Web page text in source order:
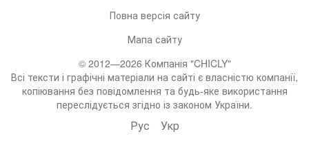
Повна версія сайту
Мапа сайту
© 2012—2026 Компанія "CHICLY"
Всі тексти і графічні матеріали на сайті є власністю компанії,
копіювання без повідомлення та будь-яке використання
переслідується згідно із законом України.
Рус Укр